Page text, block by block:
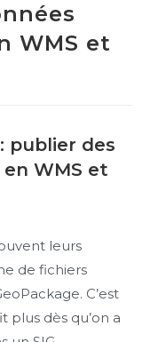
WMS et
publier des
WMS et
leurs
de fichiers
C’est
plus dès qu’on a